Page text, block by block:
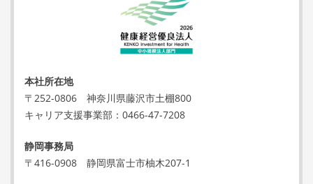
本社所在地
〒252-0806 神奈川県藤沢市土棚800
キャリア支援事業部： 0466-47-7208
静岡事務局
〒416-0908 静岡県富士市柚木207-1